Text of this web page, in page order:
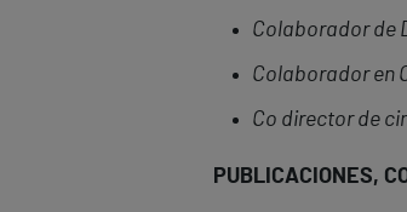
Colaborador de
Colaborador en
Co director de
PUBLICACIONES,